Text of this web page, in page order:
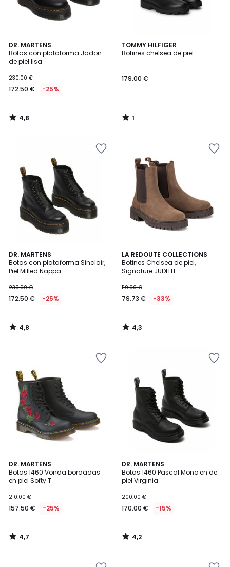
DR. MARTENS
Botas con plataforma Jadon
de piel lisa
230.00 €
172.50 € -25%
4,8
/ 5
4,8
/
TOMMY HILFIGER
Botines chelsea de piel
179.00 €
1
/
1
/
DR. MARTENS
Botas con plataforma Sinclair,
Piel Milled Nappa
230.00 €
172.50 € -25%
4,8
/ 5
4,8
/
LA REDOUTE COLLECTIONS
Botines Chelsea de piel,
Signature JUDITH
119.00 €
79.73 € -33%
4,3
/ 5
4,3
/
DR. MARTENS
Botas 1460 Vonda bordadas
en piel Softy T
210.00 €
157.50 € -25%
4,7
/ 5
4,7
/
DR. MARTENS
Botas 1460 Pascal Mono en de
piel Virginia
200.00 €
170.00 € -15%
4,2
/ 5
4,2
/